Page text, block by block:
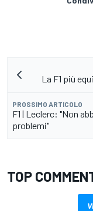
La F1 più
PROSSIMO ARTICOLO
F1 | Leclerc: "Non
problemi"
TOP